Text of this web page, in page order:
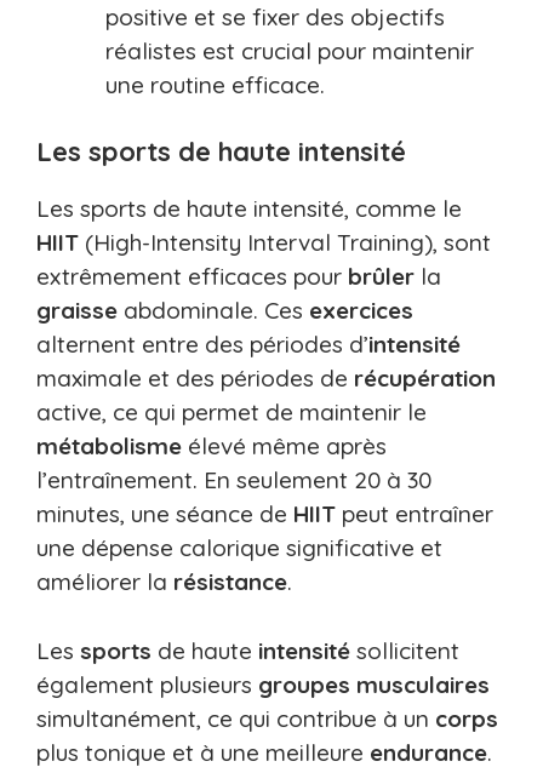
positive et se fixer des objectifs
réalistes est crucial pour maintenir
une routine efficace.
Les sports de haute intensité
Les sports de haute intensité, comme le
HIIT (High-Intensity Interval Training), sont
extrêmement efficaces pour brûler la
graisse abdominale. Ces exercices
alternent entre des périodes d’intensité
maximale et des périodes de récupération
active, ce qui permet de maintenir le
métabolisme élevé même après
l’entraînement. En seulement 20 à 30
minutes, une séance de HIIT peut entraîner
une dépense calorique significative et
améliorer la résistance.
Les sports de haute intensité sollicitent
également plusieurs groupes musculaires
simultanément, ce qui contribue à un corps
plus tonique et à une meilleure endurance.